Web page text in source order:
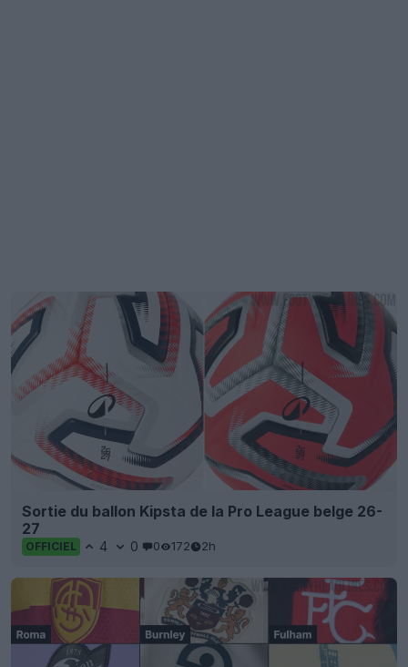
Sortie du ballon Kipsta de la Pro League belge 26-
27
OFFICIEL 4 0 0 172 2h